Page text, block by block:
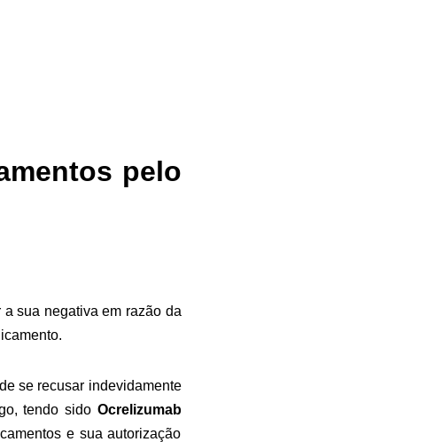
pelo
sua negativa em razão da
se recusar indevidamente
tendo sido Ocrelizumab
e sua autorização